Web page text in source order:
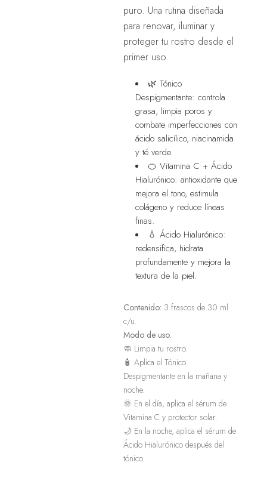
puro. Una rutina diseñada
para renovar, iluminar y
proteger tu rostro desde el
primer uso.
🌿 Tónico
Despigmentante: controla
grasa, limpia poros y
combate imperfecciones con
ácido salicílico, niacinamida
y té verde.
🍊 Vitamina C + Ácido
Hialurónico: antioxidante que
mejora el tono, estimula
colágeno y reduce líneas
finas.
💧 Ácido Hialurónico:
redensifica, hidrata
profundamente y mejora la
textura de la piel.
Contenido: 3 frascos de 30 ml
c/u.
Modo de uso:
🧼 Limpia tu rostro.
🧴 Aplica el Tónico
Despigmentante en la mañana y
noche.
🌞 En el día, aplica el sérum de
Vitamina C y protector solar.
🌙 En la noche, aplica el sérum de
Ácido Hialurónico después del
tónico.